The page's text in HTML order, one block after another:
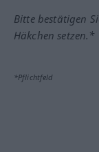
Bitte bestätigen
Häkchen setzen.*
*Pflichtfeld